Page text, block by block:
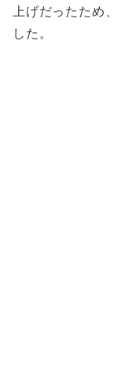
上げだったため
した。